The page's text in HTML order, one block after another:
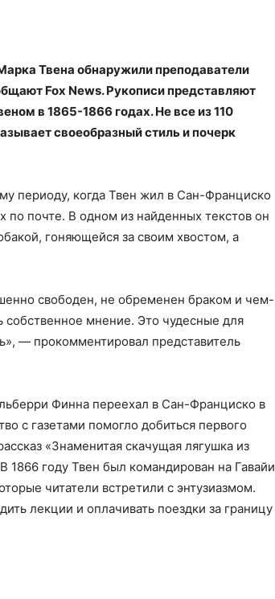
Твена обнаружили преподаватели
Fox News. Рукописи представляют
в 1865-1866 годах. Не все из 110
своеобразный стиль и почерк
периоду, когда Твен жил в Сан-Франциско
по почте. В одном из найденных текстов он
гоняющейся за своим хвостом, а
свободен, не обременен браком и чем-
мнение. Это чудесные для
— прокомментировал представитель
Финна переехал в Сан-Франциско в
с газетами помогло добиться первого
«Знаменитая скачущая лягушка из
1866 году Твен был командирован на Гавайи
читатели встретили с энтузиазмом.
лекции и оплачивать поездки за границу